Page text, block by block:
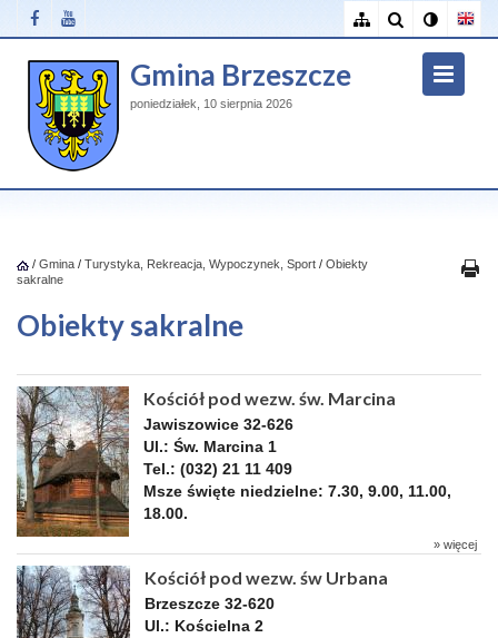
Gmina Brzeszcze
poniedziałek, 10 sierpnia 2026
/ Gmina / Turystyka, Rekreacja, Wypoczynek, Sport / Obiekty
sakralne
Obiekty sakralne
Kościół pod wezw. św. Marcina
Jawiszowice 32-626
Ul.: Św. Marcina 1
Tel.: (032) 21 11 409
Msze święte niedzielne: 7.30, 9.00, 11.00,
18.00.
» więcej
Kościół pod wezw. św Urbana
Brzeszcze32-620
Ul.: Kościelna 2